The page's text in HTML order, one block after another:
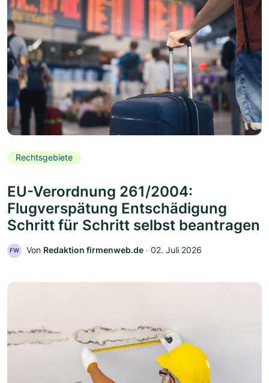
Rechtsgebiete
EU-Verordnung 261/2004:
Flugverspätung Entschädigung
Schritt für Schritt selbst beantragen
FW Von Redaktion firmenweb.de ‧ 02. Juli 2026